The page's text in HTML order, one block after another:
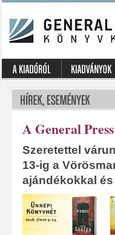
A General
Szeretettel
13-ig a
ajándékokkal